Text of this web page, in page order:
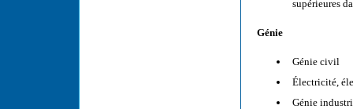
supérieures
Génie
Génie civil
Électricité,
Génie